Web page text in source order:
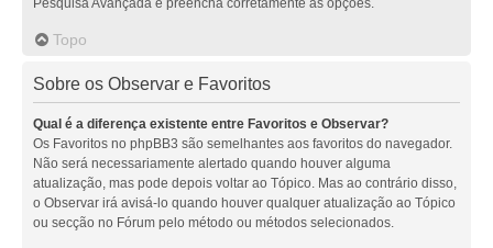
Pesquisa Avançada e preencha corretamente as opções.
Topo
Sobre os Observar e Favoritos
Qual é a diferença existente entre Favoritos e Observar?
Os Favoritos no phpBB3 são semelhantes aos favoritos do navegador.
Não será necessariamente alertado quando houver alguma
atualização, mas pode depois voltar ao Tópico. Mas ao contrário disso,
o Observar irá avisá-lo quando houver qualquer atualização ao Tópico
ou secção no Fórum pelo método ou métodos selecionados.